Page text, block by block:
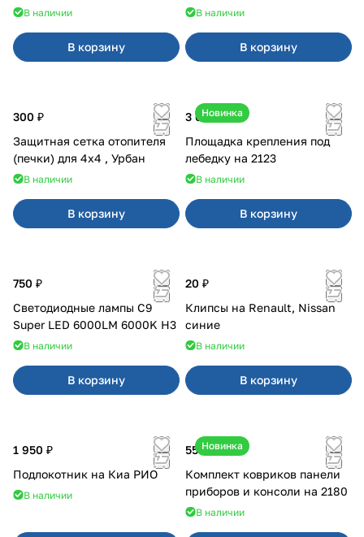
В наличии
В корзину
В наличии
В корзину
300 ₽
Защитная сетка отопителя
(печки) для 4x4 , Урбан
В наличии
В корзину
Новинка
3 600 ₽
Площадка крепления под
лебедку на 2123
В наличии
В корзину
750 ₽
Светодиодные лампы C9
Super LED 6000LM 6000K H3
В наличии
В корзину
20 ₽
Клипсы на Renault, Nissan
синие
В наличии
В корзину
1 950 ₽
Подлокотник на Киа РИО
В наличии
Новинка
550 ₽
Комплект ковриков панели
приборов и консоли на 2180
В наличии